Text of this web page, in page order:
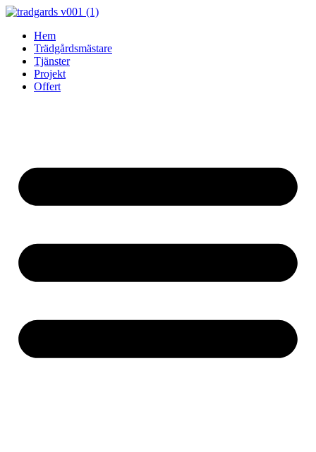
Skip
contentHem
Trädgårdsmästare
Tjänster
Projekt
Offert